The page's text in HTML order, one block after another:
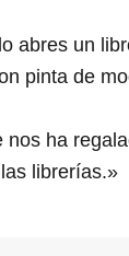
abres un
pinta de
ha
librerías.»